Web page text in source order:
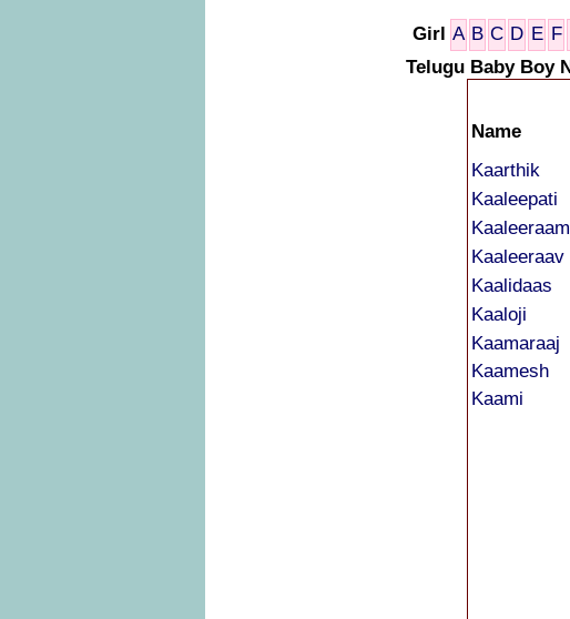
Girl A B C D E F
Telugu Baby Boy
Name
Kaarthik
Kaaleepati
Kaaleeraam
Kaaleeraav
Kaalidaas
Kaaloji
Kaamaraaj
Kaamesh
Kaami